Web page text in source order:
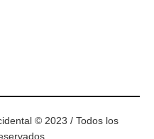
© 2023 / Todos los